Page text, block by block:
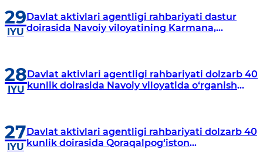
29
IYU
Davlat aktivlari agentligi rahbariyati dastur
doirasida Navoiy viloyatining Karmana,
28
IYU
Davlat aktivlari agentligi rahbariyati dolzarb 40
kunlik doirasida Navoiy viloyatida o‘rganish
27
IYU
Davlat aktivlari agentligi rahbariyati dolzarb 40
kunlik doirasida Qoraqalpog‘iston